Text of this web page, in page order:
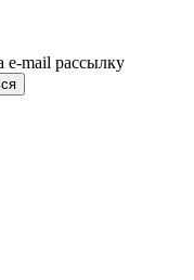
e-mail рассылку